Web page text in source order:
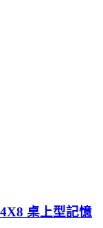
桌上型記憶